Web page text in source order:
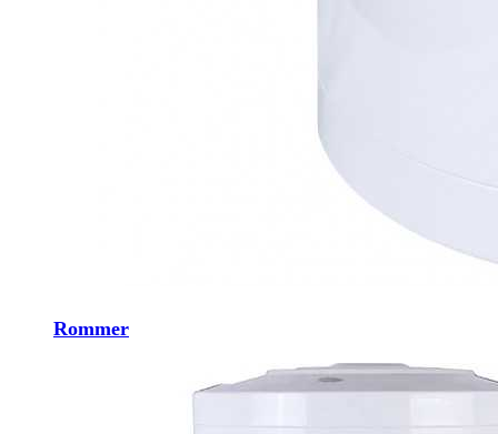
Rommer